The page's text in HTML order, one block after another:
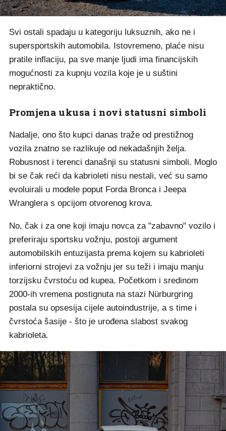
Svi ostali spadaju u kategoriju luksuznih, ako ne i
supersportskih automobila. Istovremeno, plaće nisu
pratile inflaciju, pa sve manje ljudi ima financijskih
mogućnosti za kupnju vozila koje je u suštini
nepraktično.
Promjena ukusa i novi statusni simboli
Nadalje, ono što kupci danas traže od prestižnog
vozila znatno se razlikuje od nekadašnjih želja.
Robusnost i terenci današnji su statusni simboli. Moglo
bi se čak reći da kabrioleti nisu nestali, već su samo
evoluirali u modele poput Forda Bronca i Jeepa
Wranglera s opcijom otvorenog krova.
No, čak i za one koji imaju novca za "zabavno" vozilo i
preferiraju sportsku vožnju, postoji argument
automobilskih entuzijasta prema kojem su kabrioleti
inferiorni strojevi za vožnju jer su teži i imaju manju
torzijsku čvrstoću od kupea. Početkom i sredinom
2000-ih vremena postignuta na stazi Nürburgring
postala su opsesija cijele autoindustrije, a s time i
čvrstoća šasije - što je urođena slabost svakog
kabrioleta.